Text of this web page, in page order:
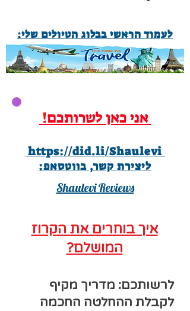
לעמוד הראשי בבלוג הטיולים שלי:
!אני כאן לשרותכם
https://did.li/Shaulevi
:ליצירת קשר, בווטסאפ
Shaulevi Reviews
איך בוחרים את הקרוז
המושלם?
לרשותכם: מדריך מקיף
לקבלת ההחלטה החכמה